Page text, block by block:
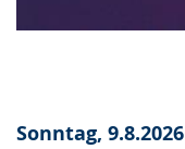
Sonntag, 9.8.2026